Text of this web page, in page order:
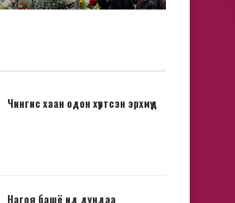
Чингис хаан одон хүртсэн эрхмүүд
Нагоя башё ид дундаа